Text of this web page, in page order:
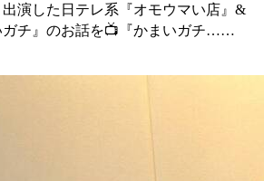
演した日テレ系『オモウマい店』&
ガチ』のお話を📺『かまいガチ……